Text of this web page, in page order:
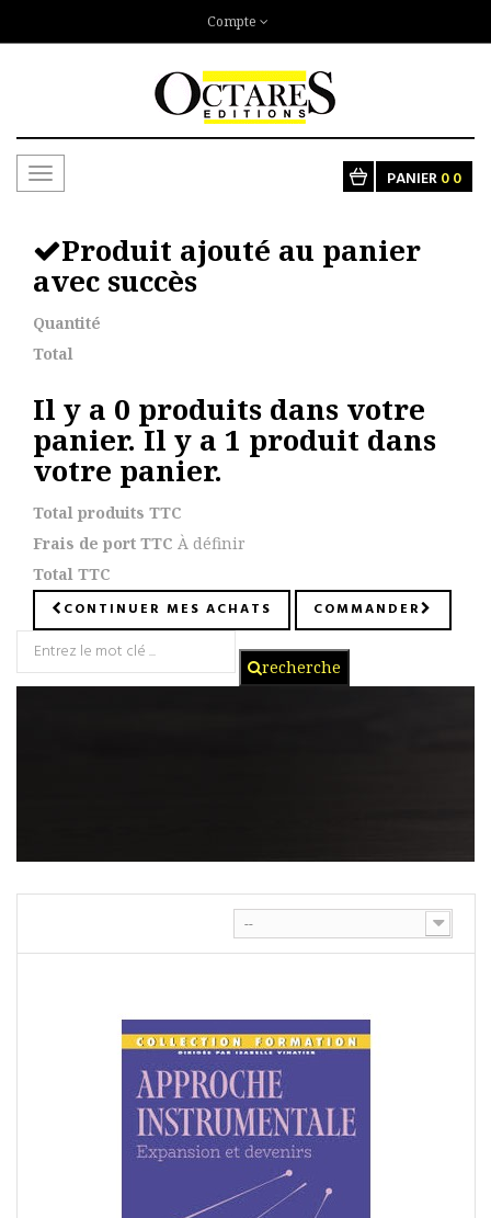
Compte
Toggle
PANIER00
Produit ajouté au panier
avec succès
Quantité
Total
Il y a 0 produits dans votre
panier.Il y a 1 produit dans
votre panier.
Total produits TTC
Frais de port TTC À définir
Total TTC
CONTINUER MES ACHATS COMMANDER
recherche
--